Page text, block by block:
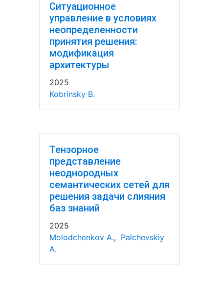
Ситуационное
управление в условиях
неопределенности
принятия решения:
модификация
архитектуры
2025
Kobrinsky B.
Тензорное
представление
неоднородных
семантических сетей для
решения задачи слияния
баз знаний
2025
Molodchenkov A., Palchevskiy
A.